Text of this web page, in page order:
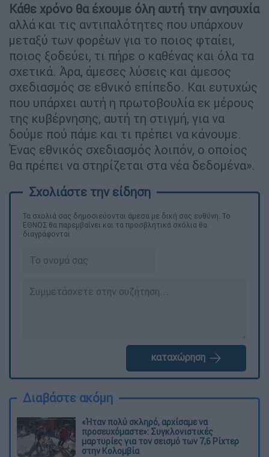
Κάθε χρόνο θα έχουμε όλη αυτή την ανησυχία
αλλά και τις αντιπαλότητες που υπάρχουν
μεταξύ των φορέων για το ποιος φταίει,
ποιος ξοδεύει, τι πήρε ο καθένας και όλα τα
σχετικά. Άρα, άμεσες λύσεις και άμεσος
σχεδιασμός σε εθνικό επίπεδο. Και ευτυχώς
που υπάρχει αυτή η πρωτοβουλία εκ μέρους
της κυβέρνησης, αυτή τη στιγμή, για να
δούμε πού πάμε και τι πρέπει να κάνουμε.
Ένας εθνικός σχεδιασμός λοιπόν, ο οποίος
θα πρέπει να στηρίζεται στα νέα δεδομένα».
Τα σχολιά σας δημοσιεύονται άμεσα με δική σας ευθύνη. Το
ΕΘΝΟΣ θα παρεμβαίνει και τα προσβλητικά σχόλια θα
διαγράφονται
καταχώρηση
Διαβάστε ακόμη
«Ήταν πολύ σκληρό, αρχίσαμε να
προσευχόμαστε»: Συγκλονιστικές
μαρτυρίες για τον σεισμό των 7,6 Ρίχτερ
στην Κολομβία